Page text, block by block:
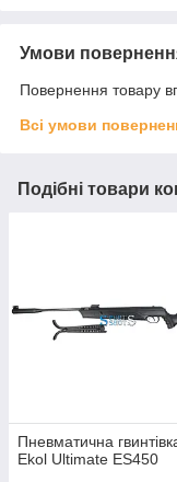
Умови
Повернення товару
Всі умови
Подібні товари
Пневматична
Ekol Ultimate ES450